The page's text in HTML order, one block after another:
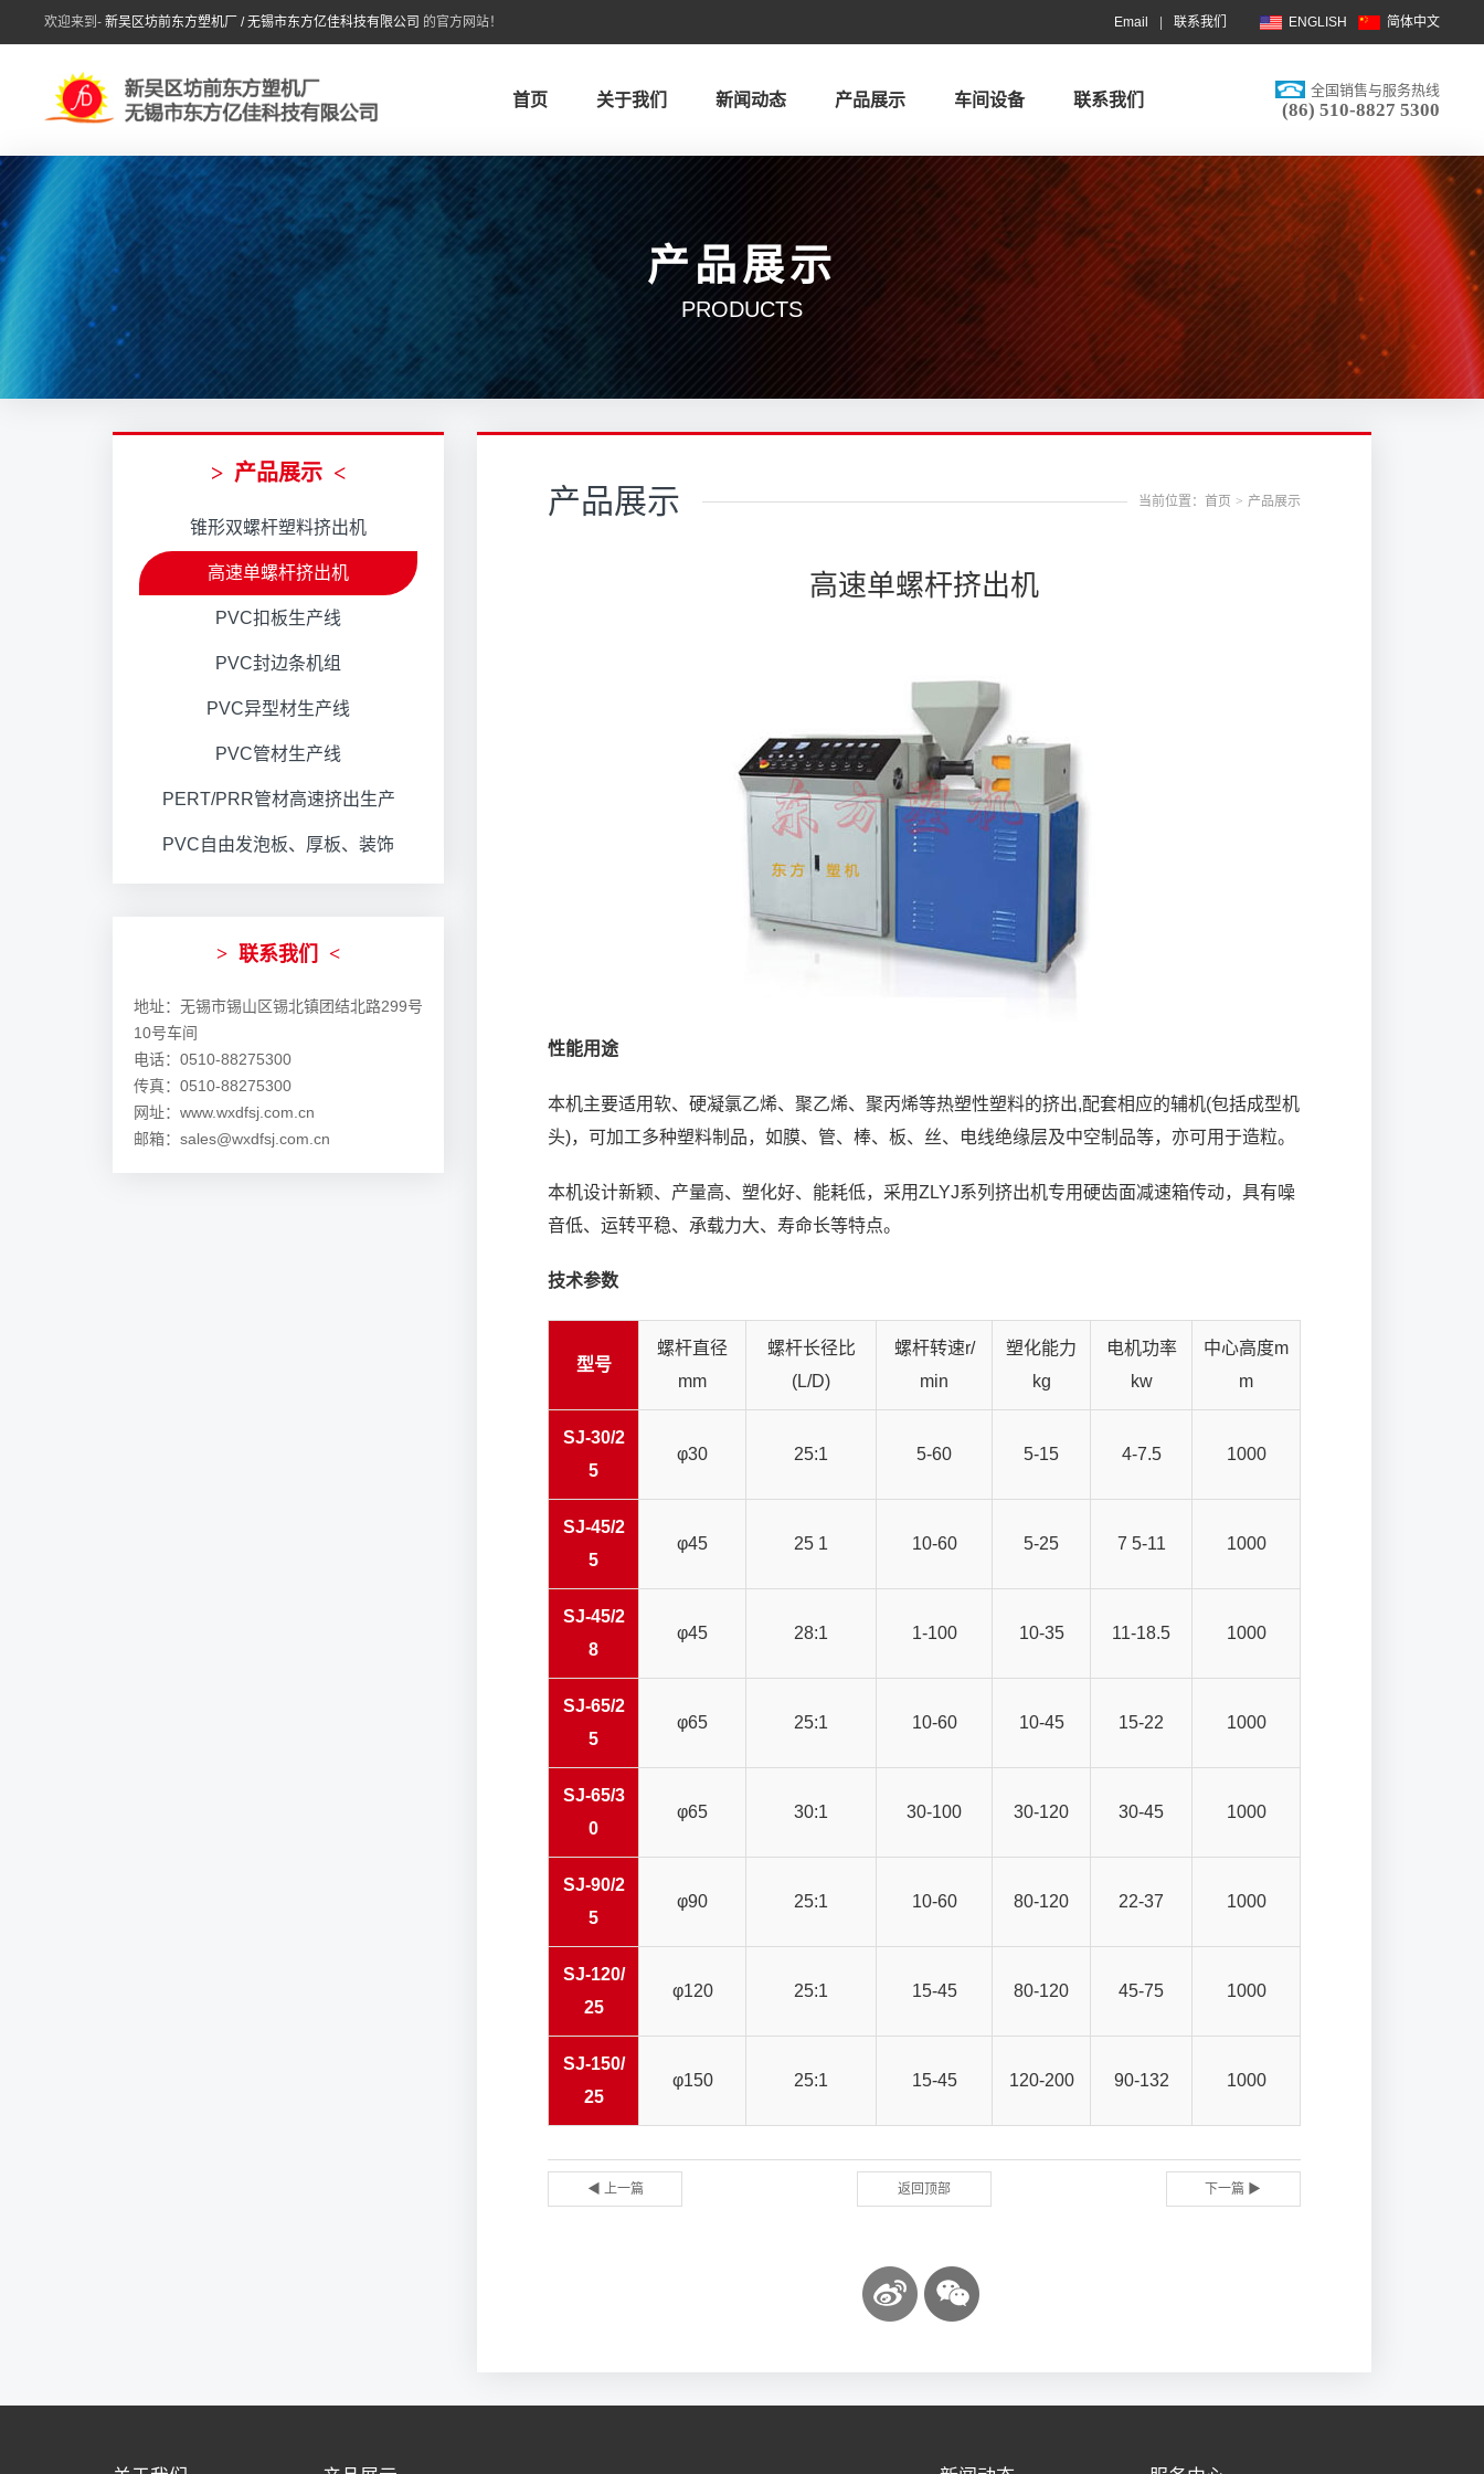
欢迎来到- 新吴区坊前东方塑机厂 / 无锡市东方亿佳科技有限公司 的官方网站！ Email 联系我们 ENGLISH 简体中文
全国销售与服务热线
(86) 510-8827 5300
首页 关于我们 新闻动态 产品展示 车间设备 联系我们
产品展示
PRODUCTS
> 产品展示 <
锥形双螺杆塑料挤出机
高速单螺杆挤出机
PVC扣板生产线
PVC封边条机组
PVC异型材生产线
PVC管材生产线
PERT/PRR管材高速挤出生产
线
PVC自由发泡板、厚板、装饰
> 联系我们 <
地址：无锡市锡山区锡北镇团结北路299号
10号车间
电话：0510-88275300
传真：0510-88275300
网址：www.wxdfsj.com.cn
邮箱：sales@wxdfsj.com.cn
产品展示 当前位置：首页 > 产品展示
高速单螺杆挤出机
性能用途
本机主要适用软、硬凝氯乙烯、聚乙烯、聚丙烯等热塑性塑料的挤出,配套相应的辅机(包括成型机
头)，可加工多种塑料制品，如膜、管、棒、板、丝、电线绝缘层及中空制品等，亦可用于造粒。
本机设计新颖、产量高、塑化好、能耗低，采用ZLYJ系列挤出机专用硬齿面减速箱传动，具有噪
音低、运转平稳、承载力大、寿命长等特点。
技术参数
型号
螺杆直径
mm
螺杆长径比
(L/D)
螺杆转速r/
min
塑化能力
kg
电机功率
kw
中心高度m
m
SJ-30/2
5
φ30 25:1 5-60 5-15 4-7.5 1000
SJ-45/2
5
φ45 25 1 10-60 5-25 7 5-11 1000
SJ-45/2
8
φ45 28:1 1-100 10-35 11-18.5 1000
SJ-65/2
5
φ65 25:1 10-60 10-45 15-22 1000
SJ-65/3
0
φ65 30:1 30-100 30-120 30-45 1000
SJ-90/2
5
φ90 25:1 10-60 80-120 22-37 1000
SJ-120/
25
φ120 25:1 15-45 80-120 45-75 1000
SJ-150/
25
φ150 25:1 15-45 120-200 90-132 1000
◀ 上一篇 返回顶部 下一篇 ▶